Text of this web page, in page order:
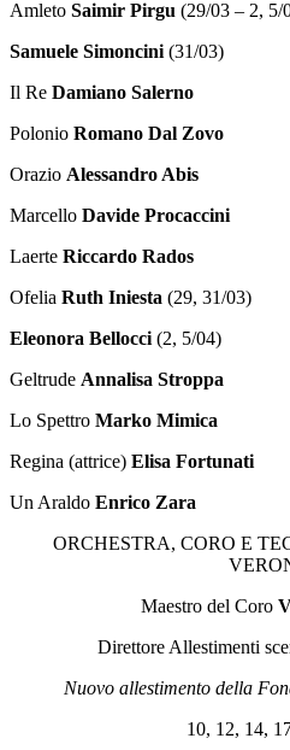
Amleto Saimir Pirgu (29/03 – 2, 5/
Samuele Simoncini (31/03)
Il Re Damiano Salerno
Polonio Romano Dal Zovo
Orazio Alessandro Abis
Marcello Davide Procaccini
Laerte Riccardo Rados
Ofelia Ruth Iniesta (29, 31/03)
Eleonora Bellocci (2, 5/04)
Geltrude Annalisa Stroppa
Lo Spettro Marko Mimica
Regina (attrice) Elisa Fortunati
Un Araldo Enrico Zara
ORCHESTRA, CORO E
Maestro del Coro
Direttore Allestimenti
Nuovo allestimento della
10, 12, 14,